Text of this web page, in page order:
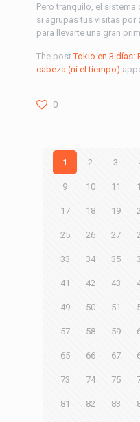
Pero tranquilo, el sistema
si agrupas tus visitas por
para llevarte una gran
The postTokio en 3 días:
cabeza (ni el tiempo)
0
1 2 3
9 10 11
17 18 19
25 26 27
33 34 35
41 42 43
49 50 51
57 58 59
65 66 67
73 74 75
81 82 83